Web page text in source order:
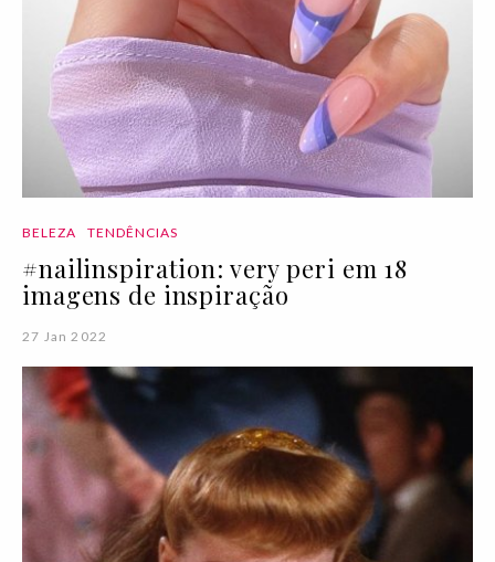
BELEZA TENDÊNCIAS
#nailinspiration: very peri em 18
imagens de inspiração
27 Jan 2022